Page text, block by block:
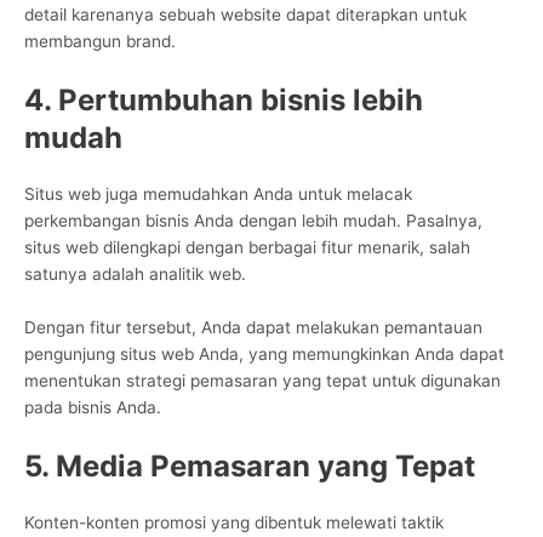
detail karenanya sebuah website dapat diterapkan untuk
membangun brand.
4. Pertumbuhan bisnis lebih
mudah
Situs web juga memudahkan Anda untuk melacak
perkembangan bisnis Anda dengan lebih mudah. Pasalnya,
situs web dilengkapi dengan berbagai fitur menarik, salah
satunya adalah analitik web.
Dengan fitur tersebut, Anda dapat melakukan pemantauan
pengunjung situs web Anda, yang memungkinkan Anda dapat
menentukan strategi pemasaran yang tepat untuk digunakan
pada bisnis Anda.
5. Media Pemasaran yang Tepat
Konten-konten promosi yang dibentuk melewati taktik